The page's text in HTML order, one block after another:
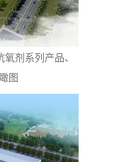
剂系列产品、
图